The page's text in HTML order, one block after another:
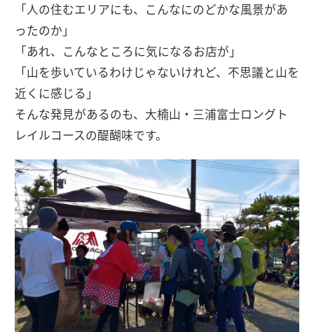
「人の住むエリアにも、こんなにのどかな風景があ
ったのか」
「あれ、こんなところに気になるお店が」
「山を歩いているわけじゃないけれど、不思議と山を
近くに感じる」
そんな発見があるのも、大楠山・三浦富士ロングト
レイルコースの醍醐味です。